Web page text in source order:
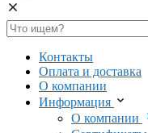
Контакты
Оплата и доставка
О компании
Информация
О компании